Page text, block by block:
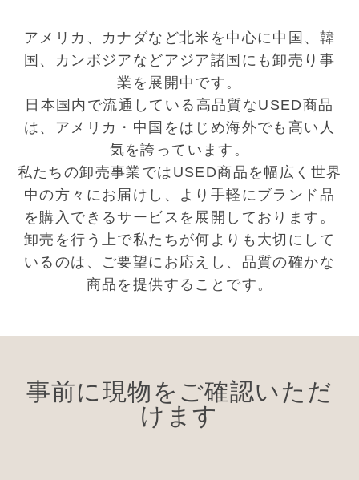
アメリカ、カナダなど北米を中心に中国、韓
国、カンボジアなどアジア諸国にも卸売り事
業を展開中です。
日本国内で流通している高品質なUSED商品
は、アメリカ・中国をはじめ海外でも高い人
気を誇っています。
私たちの卸売事業ではUSED商品を幅広く世界
中の方々にお届けし、より手軽にブランド品
を購入できるサービスを展開しております。
卸売を行う上で私たちが何よりも大切にして
いるのは、ご要望にお応えし、品質の確かな
商品を提供することです。
事前に現物をご確認いただ
けます